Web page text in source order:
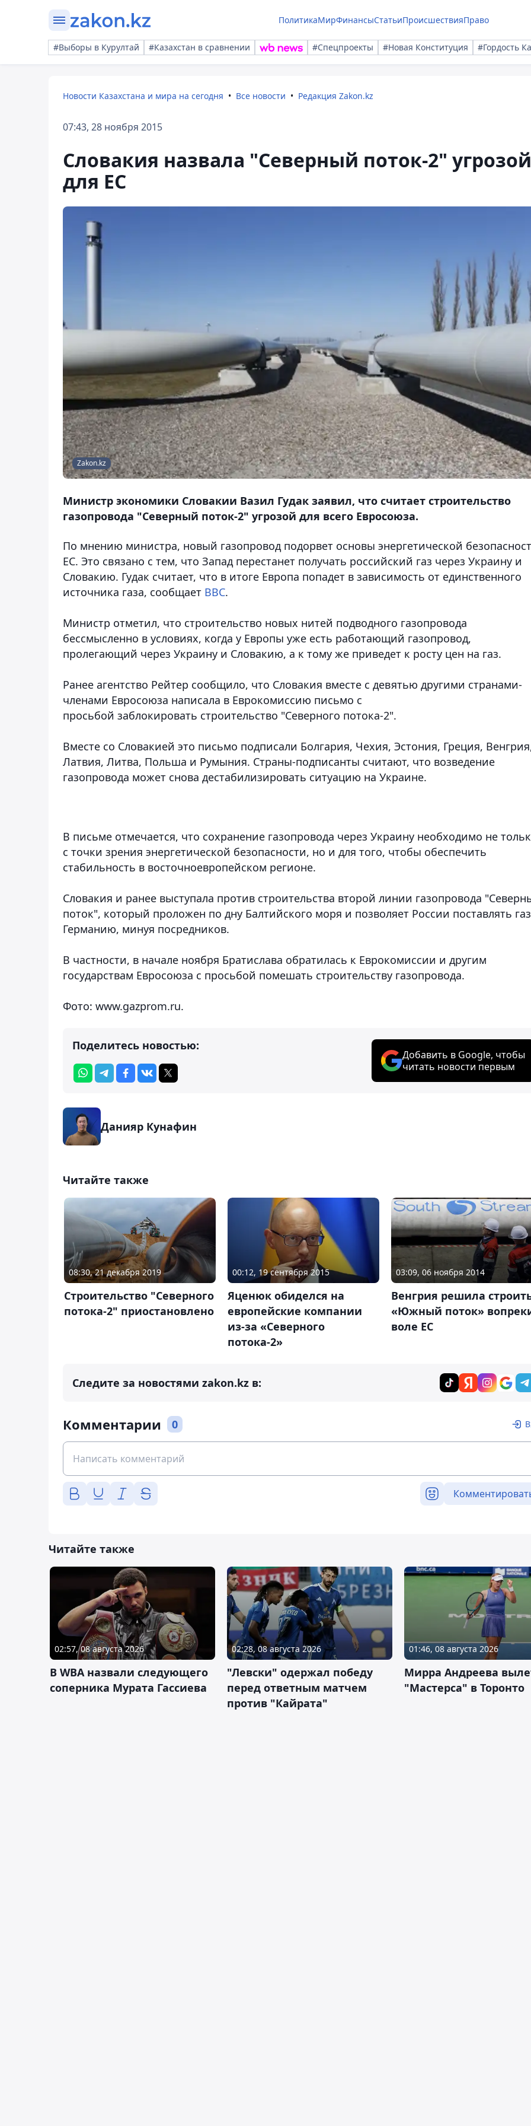
ПолитикаМирФинансыСтатьиПроисшествияПраво
#Выборы в Курултай #Казахстан в сравнении #Спецпроекты #Новая Конституция #Гордость
Новости Казахстана и мира на сегодня Все новости Редакция Zakon.kz
07:43, 28 ноября 2015
Словакия назвала "Северный поток-2" угрозой
для ЕС
Zakon.kz
Министр экономики Словакии Вазил Гудак заявил, что считает строительство
газопровода "Северный поток-2" угрозой для всего Евросоюза.
По мнению министра, новый газопровод подорвет основы энергетической
ЕС. Это связано с тем, что Запад перестанет получать российский газ через Украину и
Словакию. Гудак считает, что в итоге Европа попадет в зависимость от единственного
источника газа, сообщает ВВС.
Министр отметил, что строительство новых нитей подводного газопровода
бессмысленно в условиях, когда у Европы уже есть работающий газопровод,
пролегающий через Украину и Словакию, а к тому же приведет к росту цен на газ.
Ранее агентство Рейтер сообщило, что Словакия вместе с девятью другими странами-
членами Евросоюза написала в Еврокомиссию письмо с
просьбой заблокировать строительство "Северного потока-2".
Вместе со Словакией это письмо подписали Болгария, Чехия, Эстония, Греция,
Латвия, Литва, Польша и Румыния. Страны-подписанты считают, что возведение
газопровода может снова дестабилизировать ситуацию на Украине.
В письме отмечается, что сохранение газопровода через Украину необходимо не
с точки зрения энергетической безопасности, но и для того, чтобы обеспечить
стабильность в восточноевропейском регионе.
Словакия и ранее выступала против строительства второй линии газопровода
поток", который проложен по дну Балтийского моря и позволяет России поставлять
Германию, минуя посредников.
В частности, в начале ноября Братислава обратилась к Еврокомиссии и другим
государствам Евросоюза с просьбой помешать строительству газопровода.
Фото: www.gazprom.ru.
Поделитесь новостью:
Добавить в Google, чтобы
читать новости первым
Данияр Кунафин
Читайте также
08:30, 21 декабря 2019
Строительство "Северного
потока-2" приостановлено
00:12, 19 сентября 2015
Яценюк обиделся на
европейские компании
из-за «Северного
потока-2»
03:09, 06 ноября 2014
Венгрия решила
«Южный поток»
воле ЕС
Следите за новостями zakon.kz в:
Комментарии 0
Читайте также
02:57, 08 августа 2026
В WBA назвали следующего
соперника Мурата Гассиева
02:28, 08 августа 2026
"Левски" одержал победу
перед ответным матчем
против "Кайрата"
01:46, 08 августа 2026
Мирра Андреева
"Мастерса" в Торонто